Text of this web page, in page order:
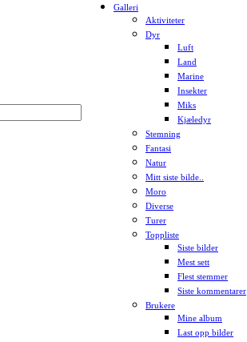
Galleri
Aktiviteter
Dyr
Luft
Land
Marine
Insekter
Miks
Kjæledyr
Stemning
Fantasi
Natur
Mitt siste bilde..
Moro
Diverse
Turer
Toppliste
Siste bilder
Mest sett
Flest stemmer
Siste kommentarer
Brukere
Mine album
Last opp bilder